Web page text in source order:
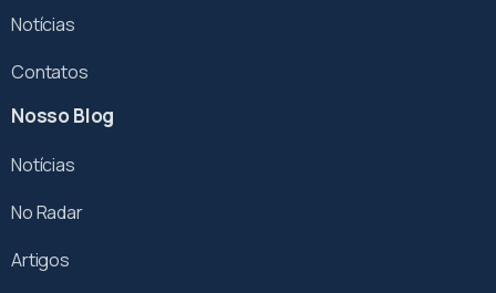
Notícias
Contatos
Nosso Blog
Notícias
No Radar
Artigos